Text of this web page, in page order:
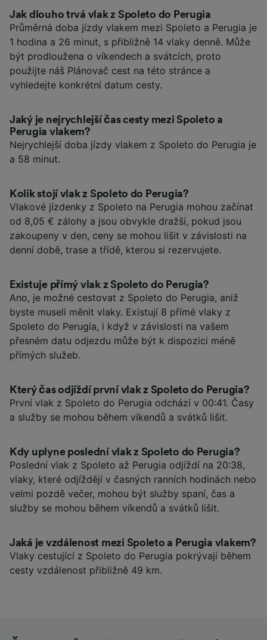
Jak dlouho trvá vlak z Spoleto do Perugia
Průměrná doba jízdy vlakem mezi Spoleto a Perugia je
1 hodina a 26 minut, s přibližně 14 vlaky denně. Může
být prodloužena o víkendech a svátcích, proto
použijte náš Plánovač cest na této stránce a
vyhledejte konkrétní datum cesty.
Jaký je nejrychlejší čas cesty mezi Spoleto a
Perugia vlakem?
Nejrychlejší doba jízdy vlakem z Spoleto do Perugia je
a 58 minut.
Kolik stojí vlak z Spoleto do Perugia?
Vlakové jízdenky z Spoleto na Perugia mohou začínat
od 8,05 € zálohy a jsou obvykle dražší, pokud jsou
zakoupeny v den, ceny se mohou lišit v závislosti na
denní době, trase a třídě, kterou si rezervujete.
Existuje přímý vlak z Spoleto do Perugia?
Ano, je možné cestovat z Spoleto do Perugia, aniž
byste museli měnit vlaky. Existují 8 přímé vlaky z
Spoleto do Perugia, i když v závislosti na vašem
přesném datu odjezdu může být k dispozici méně
přímých služeb.
Který čas odjíždí první vlak z Spoleto do Perugia?
První vlak z Spoleto do Perugia odchází v 00:41. Časy
a služby se mohou během víkendů a svátků lišit.
Kdy uplyne poslední vlak z Spoleto do Perugia?
Poslední vlak z Spoleto až Perugia odjíždí na 20:38,
vlaky, které odjíždějí v časných ranních hodinách nebo
velmi pozdě večer, mohou být služby spaní, čas a
služby se mohou během víkendů a svátků lišit.
Jaká je vzdálenost mezi Spoleto a Perugia vlakem?
Vlaky cestující z Spoleto do Perugia pokrývají během
cesty vzdálenost přibližně 49 km.